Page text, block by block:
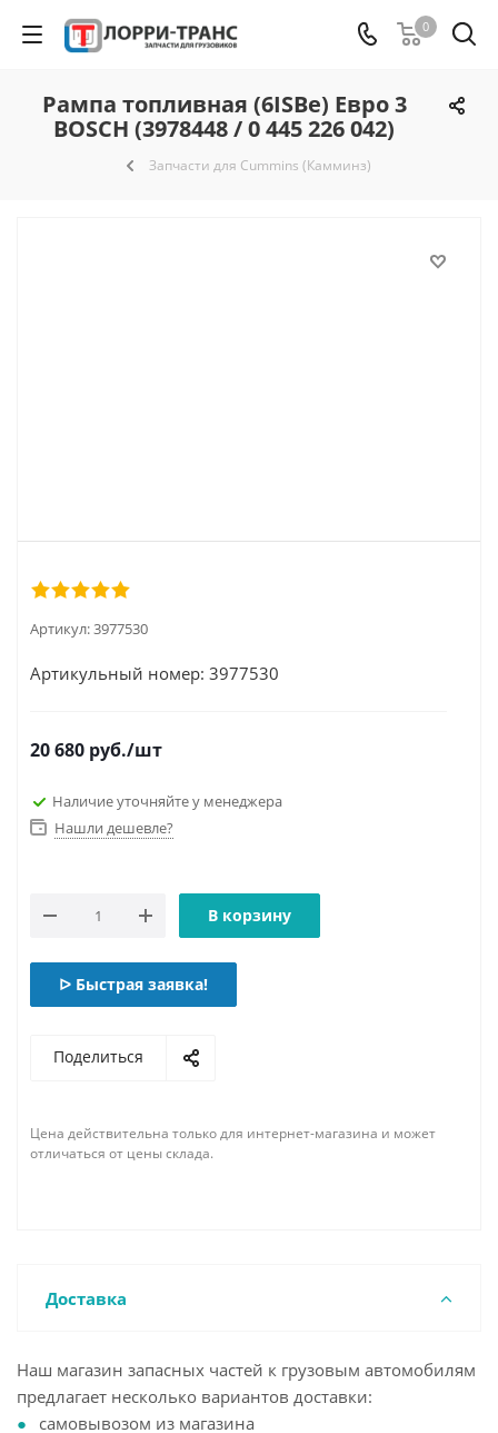
0
Рампа топливная (6ISBe) Евро 3
BOSCH (3978448 / 0 445 226 042)
Запчасти для Cummins (Камминз)
Артикул:3977530
Артикульный номер: 3977530
20 680 руб./шт
Наличие уточняйте у менеджера
Нашли дешевле?
В корзину
ᐅ Быстрая заявка!
Поделиться
Цена действительна только для интернет-магазина и может
отличаться от цены склада.
Доставка
Наш магазин запасных частей к грузовым автомобилям
предлагает несколько вариантов доставки:
самовывозом из магазина